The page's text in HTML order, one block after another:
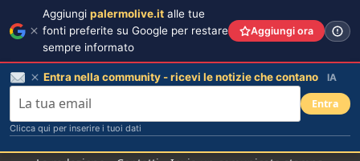
Aggiungi palermolive.it alle tue
fonti preferite su Google per restare
sempre informato
Aggiungi ora
Entra nella community - ricevi le notizie che contano IA
Entra
Clicca qui per inserire i tuoi dati